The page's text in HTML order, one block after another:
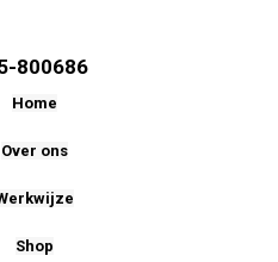
800686
Home
Over ons
Shop